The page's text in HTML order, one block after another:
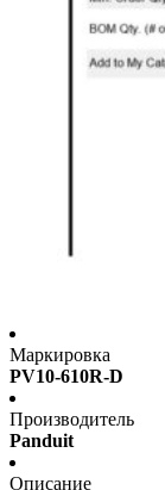
Маркировка
PV10-610R-D
Производитель
Panduit
Описание